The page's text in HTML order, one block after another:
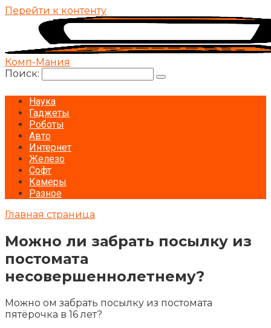
Перейти к контенту
Комп-Мания
Поиск:
Наука
Гаджеты
Роботы
Авто
Интернет
Железо
Софт
Камеры
Разное
Главная страница
Можно ли забрать посылку из
постомата
несовершеннолетнему?
Можно ом забрать посылку из постомата
пятёрочка в 16 лет?